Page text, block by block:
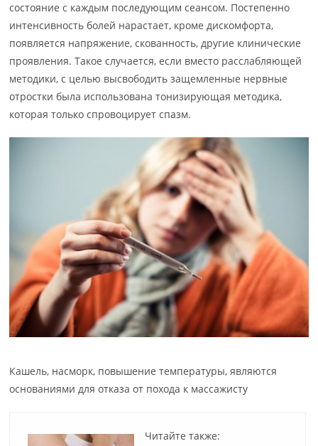
состояние с каждым последующим сеансом. Постепенно
интенсивность болей нарастает, кроме дискомфорта,
появляется напряжение, скованность, другие клинические
проявления. Такое случается, если вместо расслабляющей
методики, с целью высвободить защемленные нервные
отростки была использована тонизирующая методика,
которая только спровоцирует спазм.
Кашель, насморк, повышение температуры, являются
основаниями для отказа от похода к массажисту
Читайте также: